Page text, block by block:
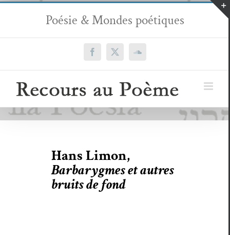
Passer
contenu
Poésie & Mondes poétiques
Facebook
X SoundCloud
Hans Limon,
Barbarygmes et autres
bruits de fond